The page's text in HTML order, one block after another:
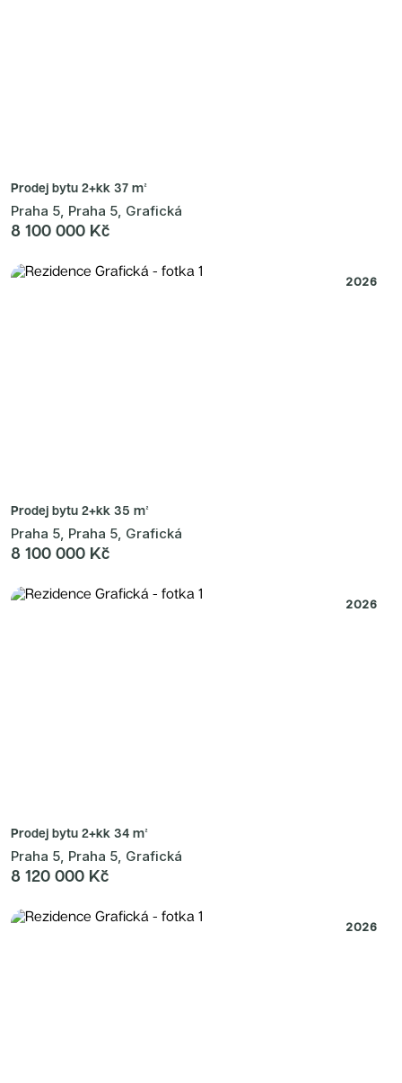
Prodej bytu 2+kk 37 m²
Praha 5, Praha 5, Grafická
8 100 000 Kč
2026
Prodej bytu 2+kk 35 m²
Praha 5, Praha 5, Grafická
8 100 000 Kč
2026
Prodej bytu 2+kk 34 m²
Praha 5, Praha 5, Grafická
8 120 000 Kč
2026